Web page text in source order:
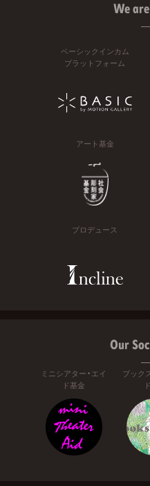
We
ベーシックインカム
プラットフォーム
アート基金
プロデュース
Our
ミニシアター・エイ
ド基金
ブック